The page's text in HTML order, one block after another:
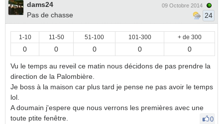
dams24
Pas de chasse
09 Octobre 2014
24
1-10 11-50 51-100 101-300 + de 300
0 0 0 0 0
Vu le temps au reveil ce matin nous décidons de pas prendre la
direction de la Palombière.
Je boss à la maison car plus tard je pense ne pas avoir le temps
lol.
A doumain j'espere que nous verrons les premières avec une
toute ptite fenêtre.
0